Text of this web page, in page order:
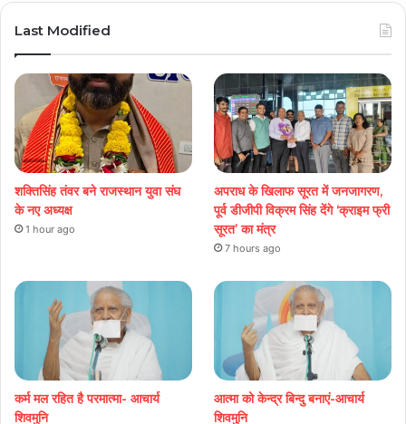
Last Modified
शक्तिसिंह तंवर बने राजस्थान युवा संघ
के नए अध्यक्ष
1 hour ago
अपराध के खिलाफ सूरत में जनजागरण,
पूर्व डीजीपी विक्रम सिंह देंगे ‘क्राइम फ्री
सूरत’ का मंत्र
7 hours ago
कर्म मल रहित है परमात्मा- आचार्य
शिवमुनि
आत्मा को केन्द्र बिन्दु बनाएं-आचार्य
शिवमुनि